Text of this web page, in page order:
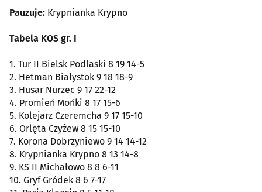
Pauzuje: Krypnianka Krypno
Tabela KOS gr. I
1. Tur II Bielsk Podlaski 8 19 14-5
2. Hetman Białystok 9 18 18-9
3. Husar Nurzec 9 17 22-12
4. Promień Mońki 8 17 15-6
5. Kolejarz Czeremcha 9 17 15-10
6. Orlęta Czyżew 8 15 15-10
7. Korona Dobrzyniewo 9 14 14-12
8. Krypnianka Krypno 8 13 14-8
9. KS II Michałowo 8 8 6-11
10. Gryf Gródek 8 6 7-17